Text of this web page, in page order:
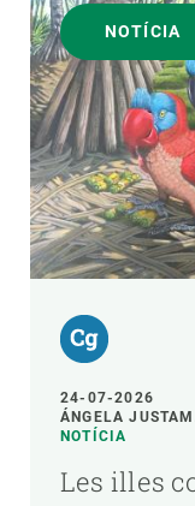
NOTÍCIA
24-07-2026
ÁNGELA
NOTÍCIA
Les illes